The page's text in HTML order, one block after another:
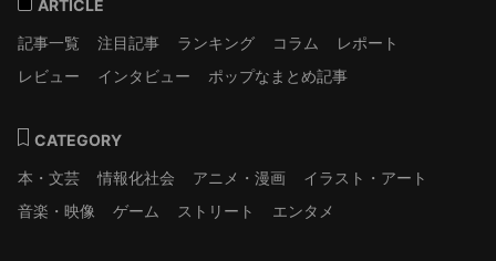
ARTICLE
記事一覧
注目記事 ランキング コラム
レポート
レビュー
インタビュー ポップなまとめ記事
CATEGORY
本・文芸
情報化社会 アニメ・漫画
イラスト・アート
音楽・映像
ゲーム ストリート エンタメ